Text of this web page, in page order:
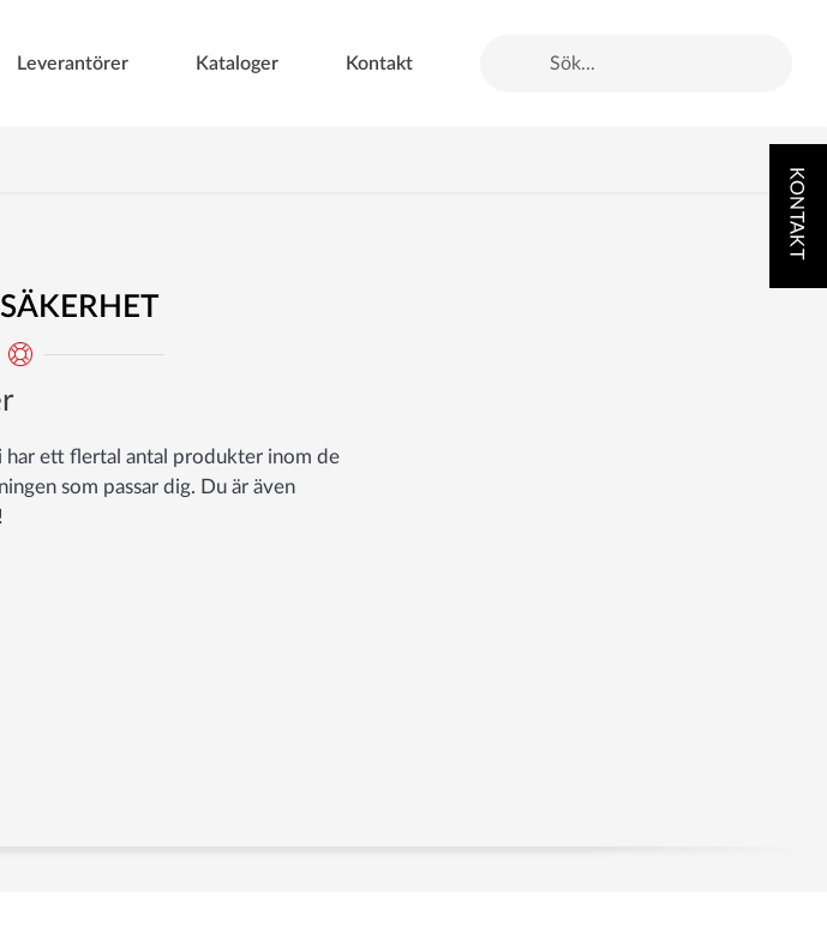
Leverantörer Kataloger Kontakt
har ett flertal antal produkter inom de
som passar dig. Du är även